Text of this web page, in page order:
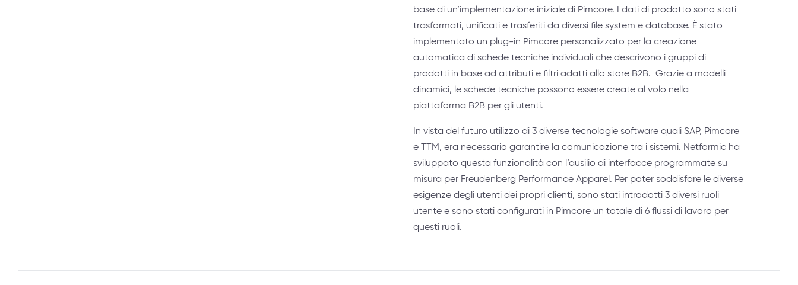
base di un’implementazione iniziale di Pimcore. I dati di prodotto sono stati
trasformati, unificati e trasferiti da diversi file system e database. È stato
implementato un plug-in Pimcore personalizzato per la creazione
automatica di schede tecniche individuali che descrivono i gruppi di
prodotti in base ad attributi e filtri adatti allo store B2B. Grazie a modelli
dinamici, le schede tecniche possono essere create al volo nella
piattaforma B2B per gli utenti.
In vista del futuro utilizzo di 3 diverse tecnologie software quali SAP, Pimcore
e TTM, era necessario garantire la comunicazione tra i sistemi. Netformic ha
sviluppato questa funzionalità con l’ausilio di interfacce programmate su
misura per Freudenberg Performance Apparel. Per poter soddisfare le diverse
esigenze degli utenti dei propri clienti, sono stati introdotti 3 diversi ruoli
utente e sono stati configurati in Pimcore un totale di 6 flussi di lavoro per
questi ruoli.